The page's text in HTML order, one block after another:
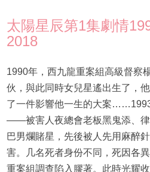
太陽星辰第1集劇情
2018
1990年，西九龍重案組高級督察
伙，與此同時女兒星遙出生了，
了一件影響他一生的大案
——被害人夜總會老板黑鬼添、
巴男爛賭星，先後被人先用麻醉
害。几名死者身份不同，死因各
重案組調查陷入膠著。此時光耀